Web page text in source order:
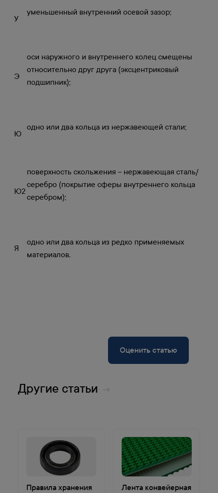
У
уменьшенный внутренний осевой зазор;
Э
оси наружного и внутреннего колец смещены
относительно друг друга (эксцентриковый
подшипник);
Ю
одно или два кольца из нержавеющей стали;
Ю2
поверхность скольжения – нержавеющая сталь/
серебро (покрытие сферы внутреннего кольца
серебром);
Я
одно или два кольца из редко применяемых
материалов.
Оценить статью
Другие статьи
Правила хранения
Лента конвейерная